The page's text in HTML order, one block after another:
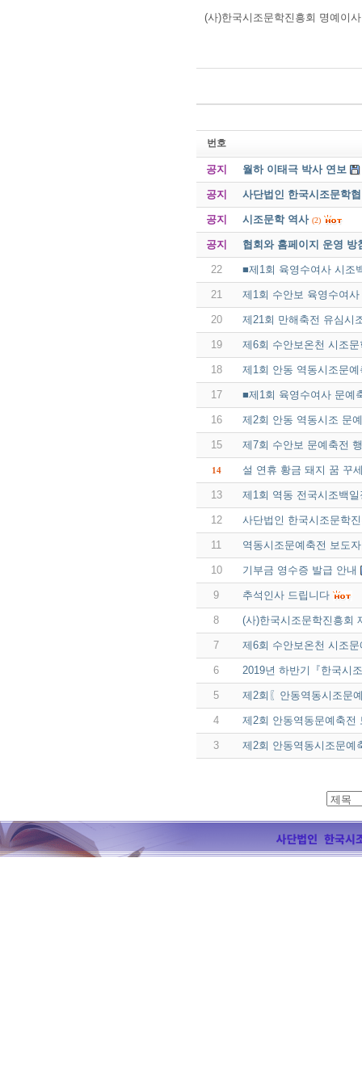
(사)한국시조문학진흥회 명예이
번호
공지 월하 이태극 박사 연보
공지 사단법인 한국시조문학
공지 시조문학 역사 (2)
공지 협회와 홈페이지 운영 방
22 ■제1회 육영수여사 시조
21 제1회 수안보 육영수여
20 제21회 만해축전 유심시
19 제6회 수안보온천 시조
18 제1회 안동 역동시조문
17 ■제1회 육영수여사 문예
16 제2회 안동 역동시조 문
15 제7회 수안보 문예축전
14 설 연휴 황금 돼지 꿈 꾸
13 제1회 역동 전국시조백
12 사단법인 한국시조문학
11 역동시조문예축전 보도
10 기부금 영수증 발급 안내
9 추석인사 드립니다
8 (사)한국시조문학진흥회
7 제6회 수안보온천 시조
6 2019년 하반기『한국시
5 제2회〖안동역동시조문
4 제2회 안동역동문예축전
3 제2회 안동역동시조문예